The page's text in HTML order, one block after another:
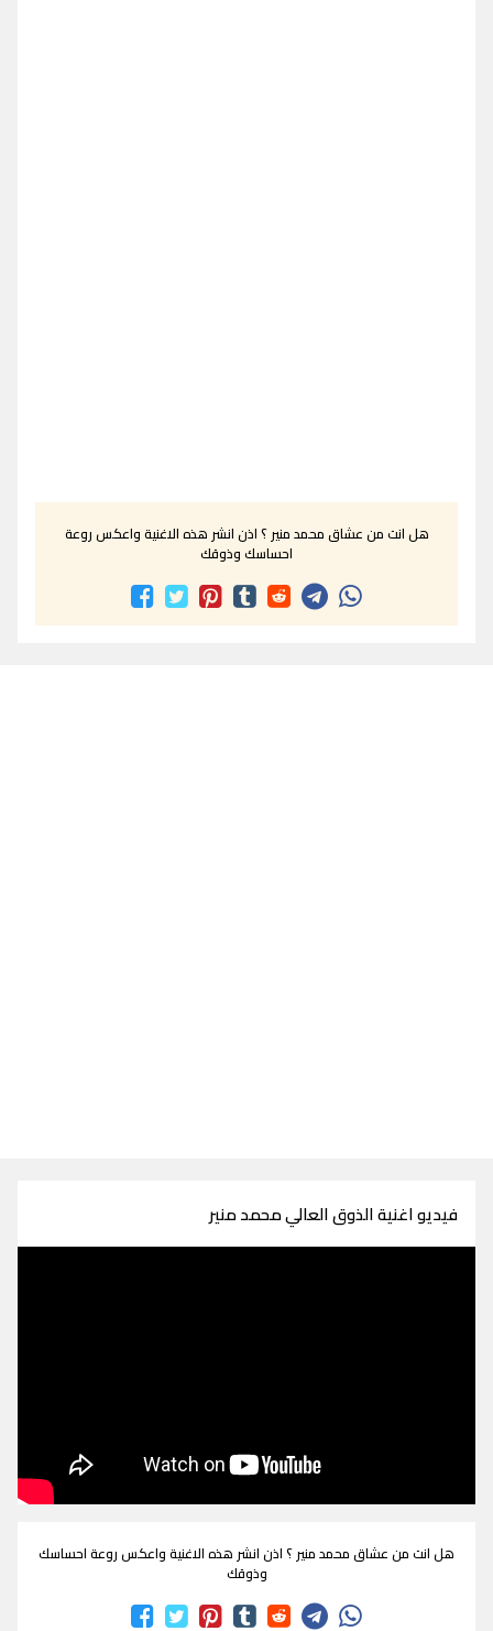
هل انت من عشاق محمد منير ؟ اذن انشر هذه الاغنية واعكس روعة
احساسك وذوقك
فيديو اغنية الذوق العالي محمد منير
هل انت من عشاق محمد منير ؟ اذن انشر هذه الاغنية واعكس روعة احساسك
وذوقك